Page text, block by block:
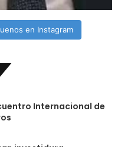
en Instagram
Internacional de